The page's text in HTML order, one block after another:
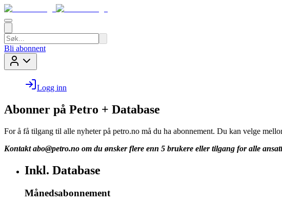
Bli abonnent
Logg inn
Abonner på Petro + Database
For å få tilgang til alle nyheter på petro.no må du ha abonnement. Du kan velge
Kontakt abo@petro.no om du ønsker flere enn 5 brukere eller tilgang for alle
Inkl. Database
Månedsabonnement